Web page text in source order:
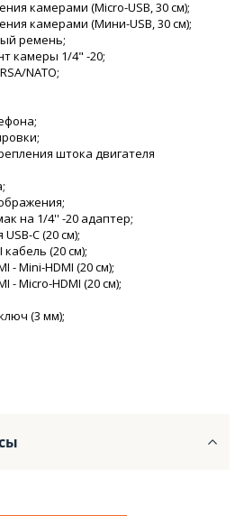
камерами (Micro-USB, 30 см);
камерами (Мини-USB, 30 см);
ремень;
камеры 1/4" -20;
NATO;
штока двигателя
на 1/4'' -20 адаптер;
C (20 см);
кабель (20 см);
- Mini-HDMI (20 см);
- Micro-HDMI (20 см);
(3 мм);